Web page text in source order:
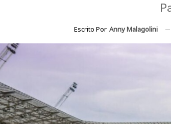
Escrito Por Anny Malagolini